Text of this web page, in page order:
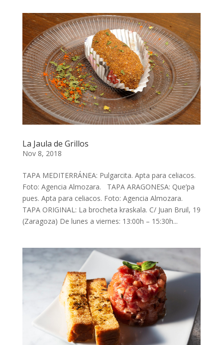
La Jaula de Grillos
Nov 8, 2018
TAPA MEDITERRÁNEA: Pulgarcita. Apta para celiacos.
Foto: Agencia Almozara. TAPA ARAGONESA: Que’pa
pues. Apta para celiacos. Foto: Agencia Almozara.
TAPA ORIGINAL: La brocheta kraskala. C/ Juan Bruil, 19
(Zaragoza) De lunes a viernes: 13:00h – 15:30h...